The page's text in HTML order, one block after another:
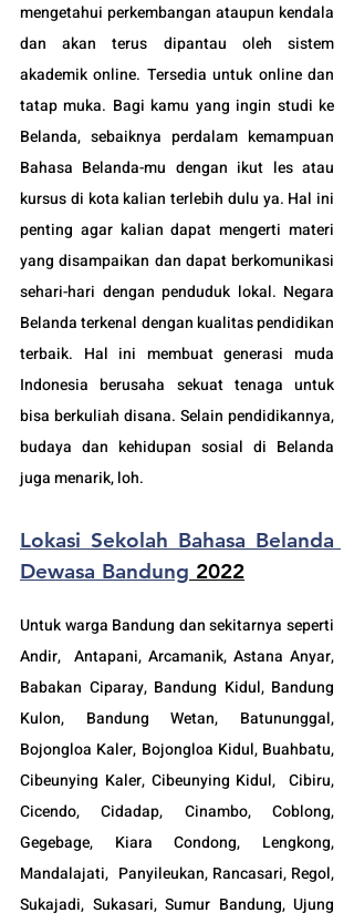
mengetahui perkembangan ataupun kendala
dan akan terus dipantau oleh sistem
akademik online. Tersedia untuk online dan
tatap muka. Bagi kamu yang ingin studi ke
Belanda, sebaiknya perdalam kemampuan
Bahasa Belanda-mu dengan ikut les atau
kursus di kota kalian terlebih dulu ya. Hal ini
penting agar kalian dapat mengerti materi
yang disampaikan dan dapat berkomunikasi
sehari-hari dengan penduduk lokal. Negara
Belanda terkenal dengan kualitas pendidikan
terbaik. Hal ini membuat generasi muda
Indonesia berusaha sekuat tenaga untuk
bisa berkuliah disana. Selain pendidikannya,
budaya dan kehidupan sosial di Belanda
juga menarik, loh.
Lokasi Sekolah Bahasa Belanda
Dewasa Bandung 2022
Andir,  Antapani, Arcamanik, Astana Anyar,
Babakan Ciparay, Bandung Kidul, Bandung
Kulon, Bandung Wetan, Batununggal,
Bojongloa Kaler, Bojongloa Kidul, Buahbatu,
Cibeunying Kaler, Cibeunying Kidul,  Cibiru,
Cicendo, Cidadap, Cinambo, Coblong,
Gegebage, Kiara Condong, Lengkong,
Mandalajati,  Panyileukan, Rancasari, Regol,
Sukajadi, Sukasari, Sumur Bandung, Ujung